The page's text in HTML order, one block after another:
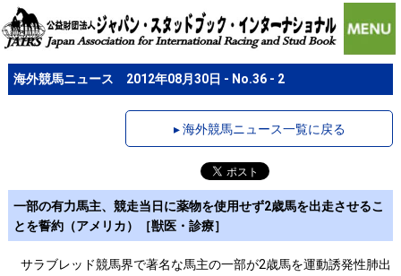
海外競馬ニュース 2012年08月30日 - No.36 - 2
▸ 海外競馬ニュース一覧に戻る
一部の有力馬主、競走当日に薬物を使用せず2歳馬を出走させるこ
とを誓約（アメリカ）［獣医・診療］
サラブレッド競馬界で著名な馬主の一部が2歳馬を運動誘発性肺出